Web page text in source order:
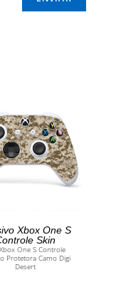
AO
CARRINHO
Xbox One S
Skin
One S Controle
Protetora Camo Digi
Desert